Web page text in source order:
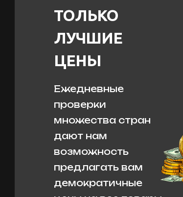
ТОЛЬКО
ЛУЧШИЕ
ЦЕНЫ
Ежедневные
проверки
множества стран
дают нам
возможность
предлагать вам
демократичные